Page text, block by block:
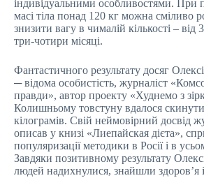
індивідуальними особливостями. При
масі тіла понад 120 кг можна сміливо
знизити вагу в чималій кількості – від
три-чотири місяці.
Фантастичного результату досяг
─ відома особистість, журналіст
правди», автор проекту «Худнемо з
Колишньому товстуну вдалося
кілограмів. Свій неймовірний досвід
описав у книзі «Лиепайская дієта»,
популяризації методики в Росії і в
Завдяки позитивному результату
людей надихнулися, знайшли здоров’я